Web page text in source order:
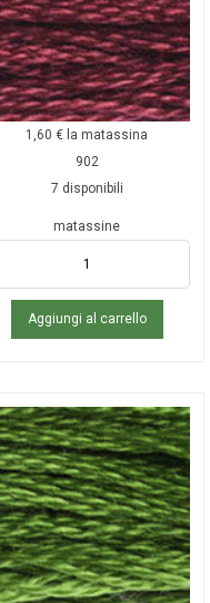
1,60€ la matassina
902
7 disponibili
matassine
Aggiungi al carrello